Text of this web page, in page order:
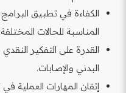
الكفاءة في تطبيق
المناسبة للحالات المختلفة.
القدرة على التفكير
البدني والإصابات.
إتقان المهارات العملية